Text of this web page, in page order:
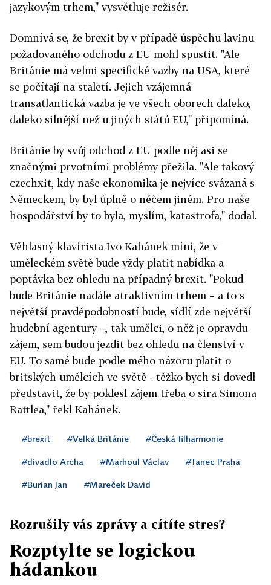
jazykovým trhem," vysvětluje režisér.
Domnívá se, že brexit by v případě úspěchu lavinu
požadovaného odchodu z EU mohl spustit. "Ale
Británie má velmi specifické vazby na USA, které
se počítají na staletí. Jejich vzájemná
transatlantická vazba je ve všech oborech daleko,
daleko silnější než u jiných států EU," připomíná.
Británie by svůj odchod z EU podle něj asi se
značnými prvotními problémy přežila. "Ale takový
czechxit, kdy naše ekonomika je nejvíce svázaná s
Německem, by byl úplně o něčem jiném. Pro naše
hospodářství by to byla, myslím, katastrofa," dodal.
Věhlasný klavírista Ivo Kahánek míní, že v
uměleckém světě bude vždy platit nabídka a
poptávka bez ohledu na případný brexit. "Pokud
bude Británie nadále atraktivním trhem – a to s
největší pravděpodobností bude, sídlí zde největší
hudební agentury –, tak umělci, o něž je opravdu
zájem, sem budou jezdit bez ohledu na členství v
EU. To samé bude podle mého názoru platit o
britských umělcích ve světě - těžko bych si dovedl
představit, že by poklesl zájem třeba o sira Simona
Rattlea," řekl Kahánek.
#brexit #Velká Británie #Česká filharmonie
#divadlo Archa #Marhoul Václav #Tanec Praha
#Burian Jan #Mareček David
Rozrušily vás zprávy a cítíte stres?
Rozptylte se logickou
hádankou